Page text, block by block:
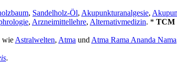
, Sandelholz-Öl, Akupunkturanalgesie,
, Arzneimittellehre, Alternativmedizin. * TCM
wie Astralwelten, Atma und Atma Rama Ananda Nama
.